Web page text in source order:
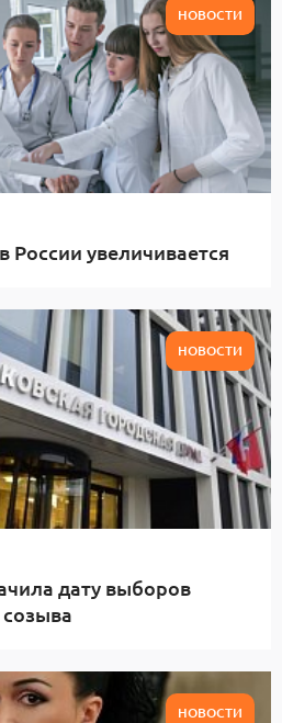
НОВОСТИ
России увеличивается
НОВОСТИ
дату выборов
НОВОСТИ